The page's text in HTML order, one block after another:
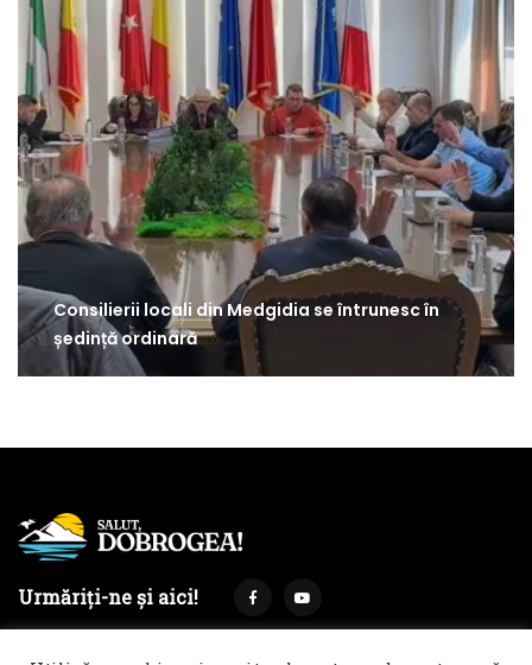
Consilierii locali din Medgidia se întrunesc în
ședință ordinară
Urmăriți-ne și aici!